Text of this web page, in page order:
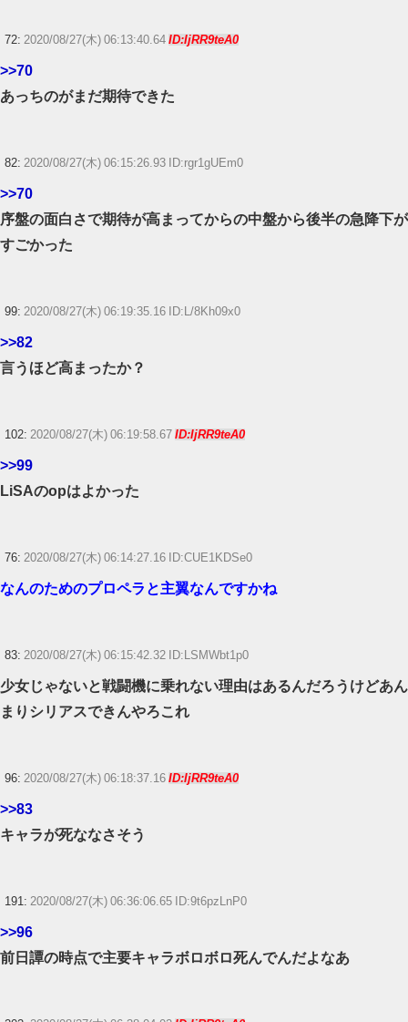
72: 2020/08/27(木) 06:13:40.64 ID:IjRR9teA0
>>70
あっちのがまだ期待できた
82: 2020/08/27(木) 06:15:26.93 ID:rgr1gUEm0
>>70
序盤の面白さで期待が高まってからの中盤から後半の急降下が
すごかった
99: 2020/08/27(木) 06:19:35.16 ID:L/8Kh09x0
>>82
言うほど高まったか？
102: 2020/08/27(木) 06:19:58.67 ID:IjRR9teA0
>>99
LiSAのopはよかった
76: 2020/08/27(木) 06:14:27.16 ID:CUE1KDSe0
なんのためのプロペラと主翼なんですかね
83: 2020/08/27(木) 06:15:42.32 ID:LSMWbt1p0
少女じゃないと戦闘機に乗れない理由はあるんだろうけどあん
まりシリアスできんやろこれ
96: 2020/08/27(木) 06:18:37.16 ID:IjRR9teA0
>>83
キャラが死ななさそう
191: 2020/08/27(木) 06:36:06.65 ID:9t6pzLnP0
>>96
前日譚の時点で主要キャラボロボロ死んでんだよなあ